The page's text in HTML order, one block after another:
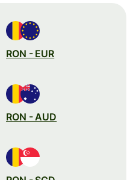
RON - EUR
RON - AUD